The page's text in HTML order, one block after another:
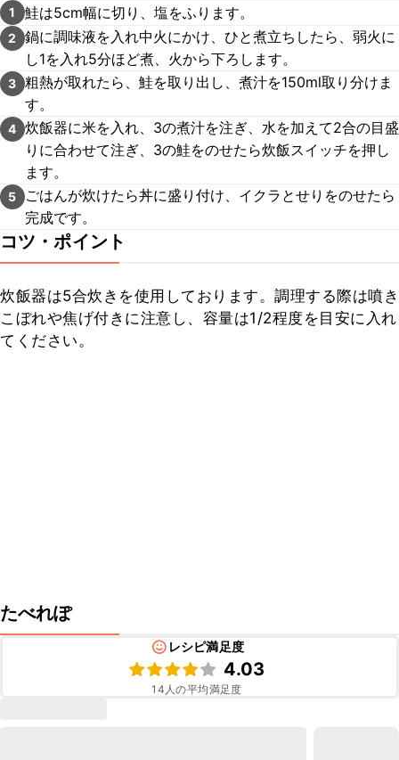
1 鮭は5cm幅に切り、塩をふります。
2
鍋に調味液を入れ中火にかけ、ひと煮立ちしたら、弱火に
し1を入れ5分ほど煮、火から下ろします。
3 粗熱が取れたら、鮭を取り出し、煮汁を150ml取り分けま
す。
4 炊飯器に米を入れ、3の煮汁を注ぎ、水を加えて2合の目盛
りに合わせて注ぎ、3の鮭をのせたら炊飯スイッチを押し
ます。
5
ごはんが炊けたら丼に盛り付け、イクラとせりをのせたら
完成です。
コツ・ポイント
炊飯器は5合炊きを使用しております。調理する際は噴き
こぼれや焦げ付きに注意し、容量は1/2程度を目安に入れ
てください。
たべれぽ
レシピ満足度
4.03
14 人の平均満足度